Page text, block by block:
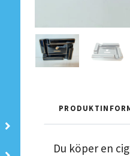
Du köper en